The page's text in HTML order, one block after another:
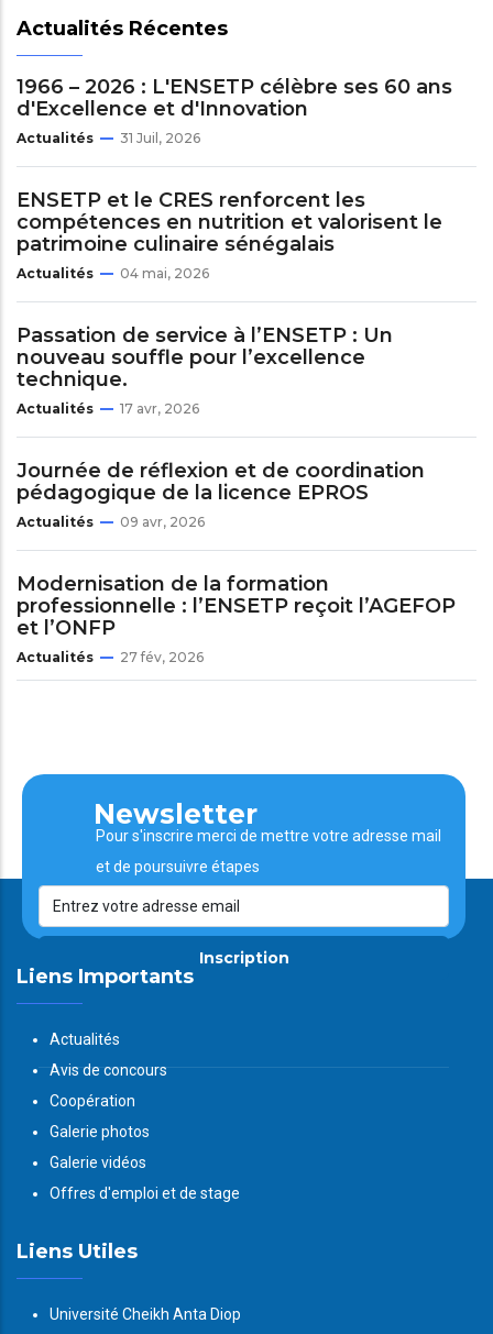
Actualités Récentes
1966 – 2026 : L'ENSETP célèbre ses 60 ans
d'Excellence et d'Innovation
Actualités 31 Juil, 2026
ENSETP et le CRES renforcent les
compétences en nutrition et valorisent le
patrimoine culinaire sénégalais
Actualités 04 mai, 2026
Passation de service à l’ENSETP : Un
nouveau souffle pour l’excellence
technique.
Actualités 17 avr, 2026
Journée de réflexion et de coordination
pédagogique de la licence EPROS
Actualités 09 avr, 2026
Modernisation de la formation
professionnelle : l’ENSETP reçoit l’AGEFOP
et l’ONFP
Actualités 27 fév, 2026
Newsletter
Pour s'inscrire merci de mettre votre adresse mail
et de poursuivre étapes
Inscription
Liens Importants
Actualités
Avis de concours
Coopération
Galerie photos
Galerie vidéos
Offres d'emploi et de stage
Liens Utiles
Université Cheikh Anta Diop